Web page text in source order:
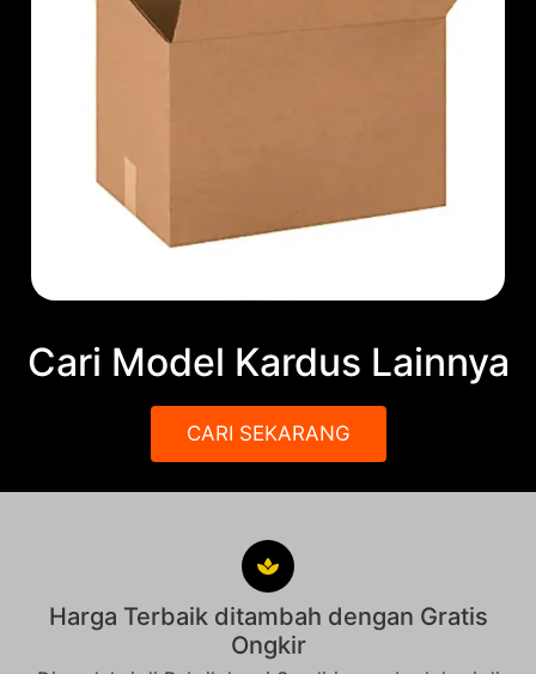
Cari Model Kardus Lainnya
CARI SEKARANG
Harga Terbaik ditambah dengan Gratis
Ongkir